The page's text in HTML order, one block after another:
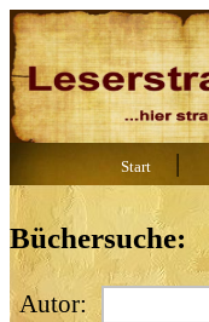
Start |
Büchersuche:
Autor: